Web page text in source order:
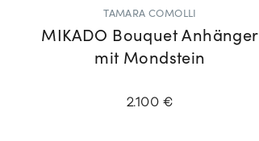
TAMARA COMOLLI
MIKADO Bouquet Anhänger
mit Mondstein
2.100 €